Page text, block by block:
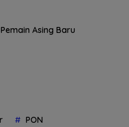
Asing Baru
PON